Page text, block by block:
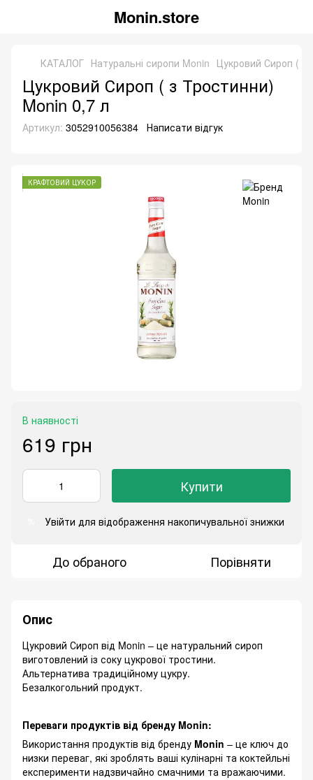
Monin.store
КАТАЛОГ Натуральні сиропи Monin Цукровий Сироп ( з
Цукровий Сироп ( з Тростинни)
Monin 0,7 л
Артикул: 3052910056384 Написати відгук
КРАФТОВИЙ ЦУКОР
В наявності
619 грн
Купити
Увійти для відображення накопичувальної знижки
До обраного Порівняти
Опис
Цукровий Сироп від Monin – це натуральний сироп
виготовлений із соку цукрової тростини.
Альтернатива традиційному цукру.
Безалкогольний продукт.
Переваги продуктів від бренду Monin:
Використання продуктів від бренду Monin – це ключ до
низки переваг, які зроблять ваші кулінарні та коктейльні
експерименти надзвичайно смачними та вражаючими.